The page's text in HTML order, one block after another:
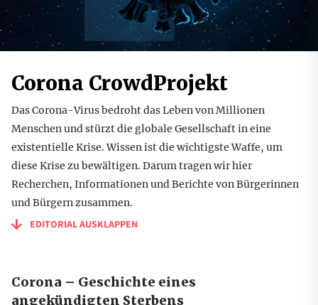
Corona CrowdProjekt
Das Corona-Virus bedroht das Leben von Millionen
Menschen und stürzt die globale Gesellschaft in eine
existentielle Krise. Wissen ist die wichtigste Waffe, um
diese Krise zu bewältigen. Darum tragen wir hier
Recherchen, Informationen und Berichte von Bürgerinnen
und Bürgern zusammen.
EDITORIAL AUSKLAPPEN
Corona – Geschichte eines
angekündigten Sterbens